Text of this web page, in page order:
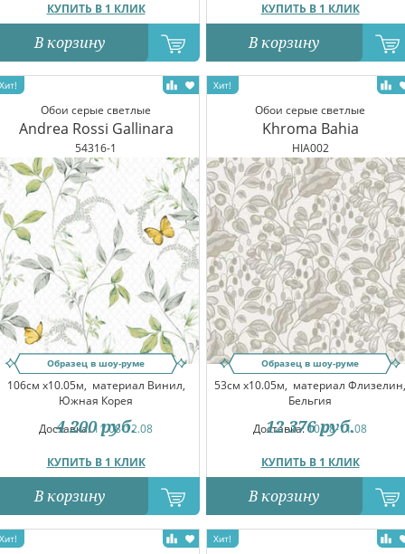
КУПИТЬ В 1 КЛИК
В корзину
КУПИТЬ В 1 КЛИК
В корзину
Обои серые светлые
Andrea Rossi Gallinara
54316-1
Образец в шоу-руме
106см x10.05м, материал Винил,
Южная Корея
Доставка:11.08-12.08
КУПИТЬ В 1 КЛИК
4 200 руб.
В корзину
Обои серые светлые
Khroma Bahia
HIA002
Образец в шоу-руме
53см x10.05м, материал Флизелин,
Бельгия
Доставка:10.08-11.08
КУПИТЬ В 1 КЛИК
12 376 руб.
В корзину